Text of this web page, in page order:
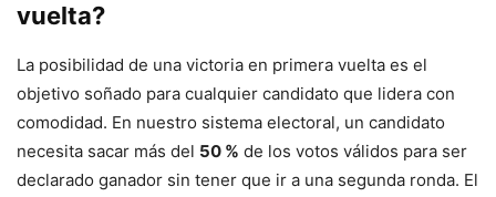
vuelta?
La posibilidad de una victoria en primera vuelta es el
objetivo soñado para cualquier candidato que lidera con
comodidad. En nuestro sistema electoral, un candidato
necesita sacar más del 50 % de los votos válidos para ser
declarado ganador sin tener que ir a una segunda ronda. El